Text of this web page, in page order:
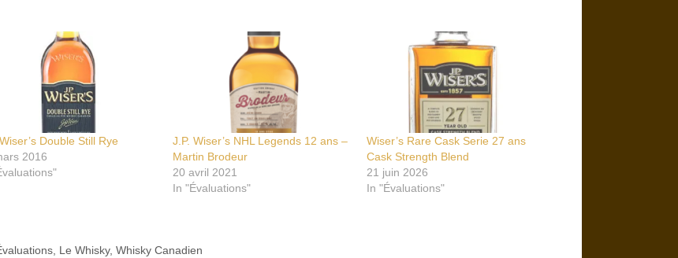
Double Still Rye
2016
J.P. Wiser’s NHL Legends 12 ans –
Martin Brodeur
20 avril 2021
In "Évaluations"
Wiser’s Rare Cask Serie 27 ans
Cask Strength Blend
21 juin 2026
In "Évaluations"
Le Whisky,Whisky Canadien